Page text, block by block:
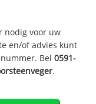
nodig voor uw
en/of advies kunt
Bel0591-
.